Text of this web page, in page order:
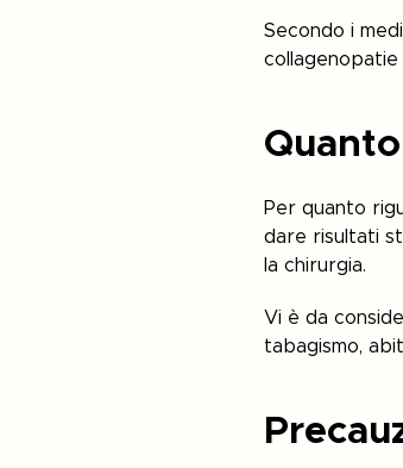
Secondo i
Per quanto
dare risultati
la chirurgia.
Vi è da
tabagismo,